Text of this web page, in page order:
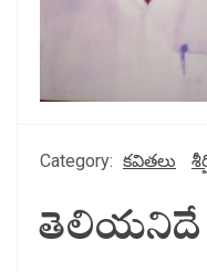
Category: కవితలు
తెలియనిదే